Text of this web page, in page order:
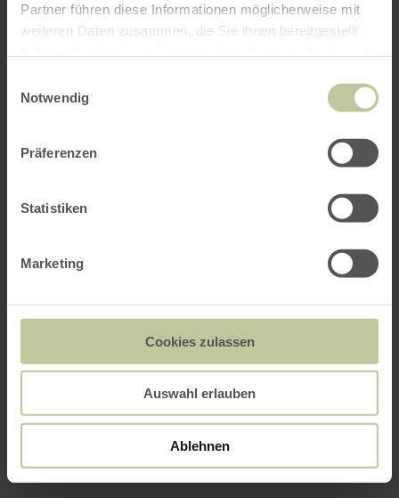
Partner führen diese Informationen möglicherweise mit
weiteren Daten zusammen, die Sie ihnen bereitgestellt
Notwendig
Präferenzen
Statistiken
Marketing
Cookies zulassen
Auswahl erlauben
Ablehnen